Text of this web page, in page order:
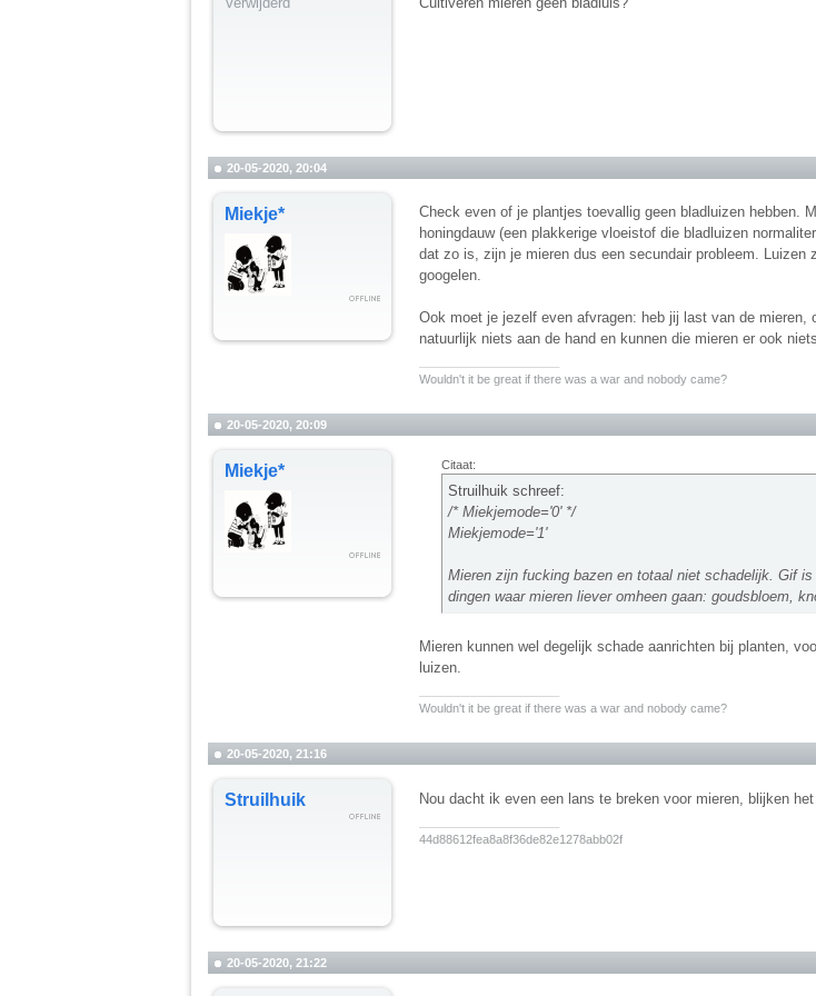
20-05-2020, 20:04
Miekje*
Check even of je plantjes toevallig geen bladluizen hebben.
honingdauw (een plakkerige vloeistof die bladluizen
dat zo is, zijn je mieren dus een secundair probleem.
googelen.
Ook moet je jezelf even afvragen: heb jij last van de mieren,
natuurlijk niets aan de hand en kunnen die mieren er ook
Wouldn't it be great if there was a war and nobody came?
20-05-2020, 20:09
Miekje* Citaat:
Struilhuik schreef:
/* Miekjemode='0' */
Miekjemode='1'
Mieren zijn fucking bazen en totaal niet schadelijk. Gif
dingen waar mieren liever omheen gaan: goudsbloem,
Mieren kunnen wel degelijk schade aanrichten bij planten,
luizen.
Wouldn't it be great if there was a war and nobody came?
20-05-2020, 21:16
Struilhuik
Nou dacht ik even een lans te breken voor mieren, blijken
44d88612fea8a8f36de82e1278abb02f
20-05-2020, 21:22